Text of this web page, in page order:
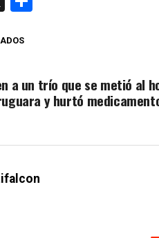
a un trío que se metió al
y hurtó